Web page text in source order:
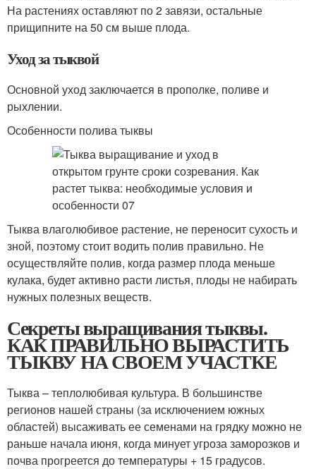
На растениях оставляют по 2 завязи, остальные
прищипните на 50 см выше плода.
Уход за тыквой
Основной уход заключается в прополке, поливе и
рыхлении.
Особенности полива тыквы
Тыква влаголюбивое растение, не переносит сухость и
зной, поэтому стоит водить полив правильно. Не
осуществляйте полив, когда размер плода меньше
кулака, будет активно расти листья, плоды не набирать
нужных полезных веществ.
Секреты выращивания тыквы.
КАК ПРАВИЛЬНО ВЫРАСТИТЬ
ТЫКВУ НА СВОЕМ УЧАСТКЕ
Тыква – теплолюбивая культура. В большинстве
регионов нашей страны (за исключением южных
областей) высаживать ее семенами на грядку можно не
раньше начала июня, когда минует угроза заморозков и
почва прогреется до температуры + 15 градусов.